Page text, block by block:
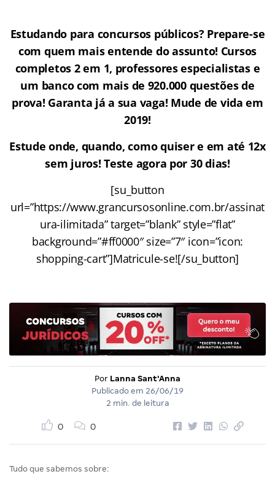
Estudando para concursos públicos? Prepare-se
com quem mais entende do assunto! Cursos
completos 2 em 1, professores especialistas e
um banco com mais de 920.000 questões de
prova! Garanta já a sua vaga! Mude de vida em
2019!
Estude onde, quando, como quiser e em até 12x
sem juros! Teste agora por 30 dias!
[su_button
url=”https://www.grancursosonline.com.br/assinat
ura-ilimitada” target=”blank” style=”flat”
background=”#ff0000″ size=”7″ icon=”icon:
shopping-cart”]Matricule-se![/su_button]
Por Lanna Sant'Anna
Publicado em 26/06/19
2 min. de leitura
0 0
Tudo que sabemos sobre: